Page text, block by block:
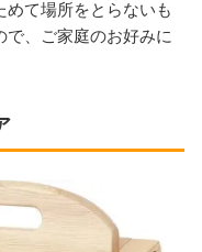
て場所をとらないも
、ご家庭のお好みに